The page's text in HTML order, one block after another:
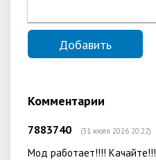
Комментарии
7883740 (31 июля 2026 20:22)
Мод работает!!!! Качайте!!!